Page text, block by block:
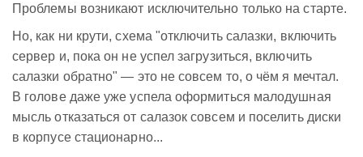
Проблемы возникают исключительно только на старте.
Но, как ни крути, схема "отключить салазки, включить
сервер и, пока он не успел загрузиться, включить
салазки обратно" — это не совсем то, о чём я мечтал.
В голове даже уже успела оформиться малодушная
мысль отказаться от салазок совсем и поселить диски
в корпусе стационарно...